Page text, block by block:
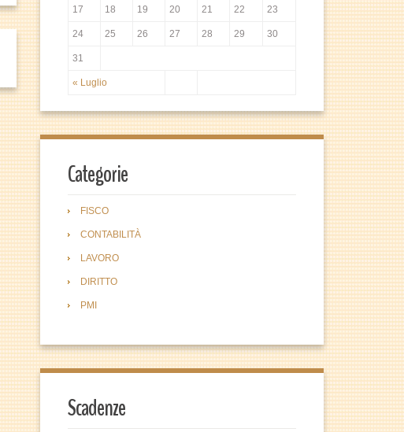
« Luglio
17 18 19 20 21 22 23
24 25 26 27 28 29 30
31
Categorie
FISCO
CONTABILITÀ
LAVORO
DIRITTO
PMI
Scadenze